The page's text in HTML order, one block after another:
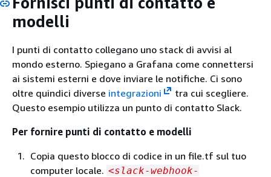
modelli
I punti di contatto collegano uno stack di avvisi al
mondo esterno. Spiegano a Grafana come connettersi
ai sistemi esterni e dove inviare le notifiche. Ci sono
oltre quindici diverse integrazioni
tra cui scegliere.
Questo esempio utilizza un punto di contatto Slack.
Per fornire punti di contatto e modelli
Copia questo blocco di codice in un file.tf sul tuo
computer locale. <slack-webhook-